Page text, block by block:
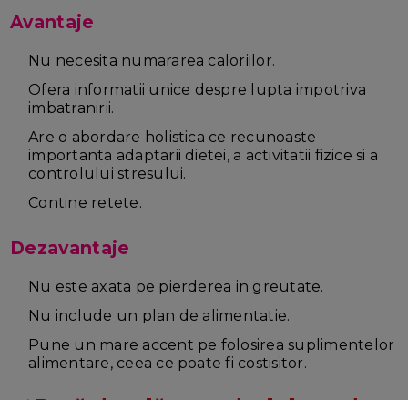
Avantaje
Nu necesita numararea caloriilor.
Ofera informatii unice despre lupta impotriva
imbatranirii.
Are o abordare holistica ce recunoaste
importanta adaptarii dietei, a activitatii fizice si a
controlului stresului.
Contine retete.
Dezavantaje
Nu este axata pe pierderea in greutate.
Nu include un plan de alimentatie.
Pune un mare accent pe folosirea suplimentelor
alimentare, ceea ce poate fi costisitor.